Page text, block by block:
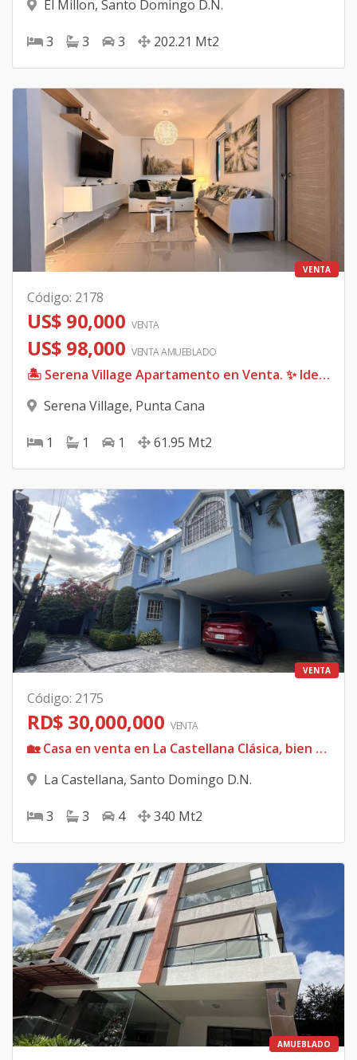
El Millon, Santo Domingo D.N.
3 3 3 202.21 Mt2
VENTA
Código: 2178
US$ 90,000 VENTA
US$ 98,000 VENTA AMUEBLADO
🏝 Serena Village Apartamento en Venta. ✨ Ideal como inversión, vivienda vacacional o residencia permanente. 💰 US$98,000 amueblado 💰 US$90,000 sin muebles
Serena Village, Punta Cana
1 1 1 61.95 Mt2
VENTA
Código: 2175
RD$ 30,000,000 VENTA
🏡 Casa en venta en La Castellana Clásica, bien conservada y funcional 💰 RD$30,000,000 rebajada
La Castellana, Santo Domingo D.N.
3 3 4 340 Mt2
AMUEBLADO